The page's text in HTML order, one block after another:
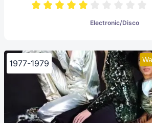
Electronic/Disco
1977-1979